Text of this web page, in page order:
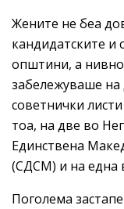
Жените не беа
кандидатските и
општини, а
забележуваше
советнички
тоа, на две во
Единствена
(СДСМ) и на
Поголема